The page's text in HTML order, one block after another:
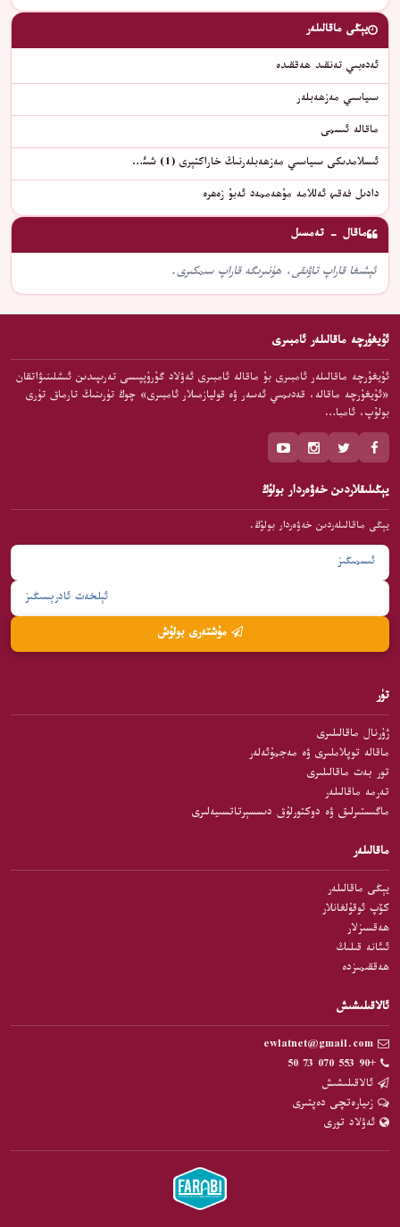
يېڭى ماقالىلەر
ئەدەبىي تەنقىد ھەققىدە
سىياسىي مەزھەبلەر
ماقالە ئىسمى
ئىسلامدىكى سىياسىي مەزھەبلەرنىڭ خاراكتېرى (1) شىئ…
دادىل فەقىھ ئەللامە مۇھەممەد ئەبۇ زەھرە
ماقال - تەمسىل
ئېشىغا قاراپ تاۋىقى، ھۈنىرىگە قاراپ سىمكىرى.
ئۇيغۇرچە ماقالىلەر ئامبىرى
ئۇيغۇرچە ماقالىلەر ئامبىرى بۇ ماقالە ئامبىرى ئەۋلاد گۇرۇپپىسى تەرىپىدىن ئىشلىنىۋاتقان
«ئۇيغۇرچە ماقالە، قەدىمىي ئەسەر ۋە قوليازمىلار ئامبىرى» چوڭ تۈرىنىڭ تارماق تۈرى
بولۇپ، ئامبا…
يېڭىلىقلاردىن خەۋەردار بولۇڭ
يېڭى ماقالىلەردىن خەۋەردار بولۇڭ.
تۈر
ژۇرنال ماقالىلىرى
ماقالە توپلاملىرى ۋە مەجمۇئەلەر
تور بەت ماقالىلىرى
تەرمە ماقالىلەر
ماگىستىرلىق ۋە دوكتورلۇق دىسسېرتاتسىيەلىرى
ماقالىلەر
يېڭى ماقالىلەر
كۆپ ئوقۇلغانلار
ھەقسىزلار
ئىئانە قىلىڭ
ھەققىمىزدە
ئالاقىلىشىش
+90 553 070 73 50
ئالاقىلىشىش
زىيارەتچى دەپتىرى
ئەۋلاد تورى